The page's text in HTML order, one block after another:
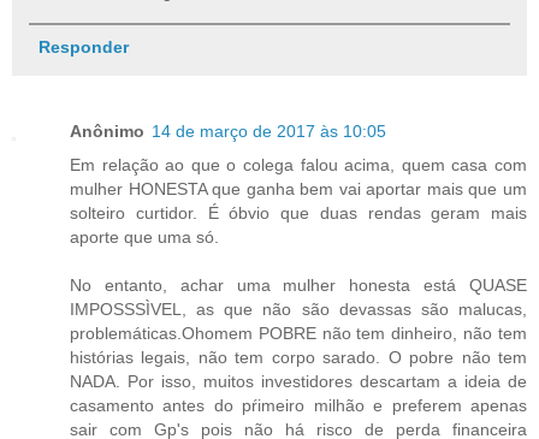
Responder
Anônimo 14 de março de 2017 às 10:05
Em relação ao que o colega falou acima, quem casa com
mulher HONESTA que ganha bem vai aportar mais que um
solteiro curtidor. É óbvio que duas rendas geram mais
aporte que uma só.
No entanto, achar uma mulher honesta está QUASE
IMPOSSSÌVEL, as que não são devassas são malucas,
problemáticas.Ohomem POBRE não tem dinheiro, não tem
histórias legais, não tem corpo sarado. O pobre não tem
NADA. Por isso, muitos investidores descartam a ideia de
casamento antes do pŕimeiro milhão e preferem apenas
sair com Gp's pois não há risco de perda financeira